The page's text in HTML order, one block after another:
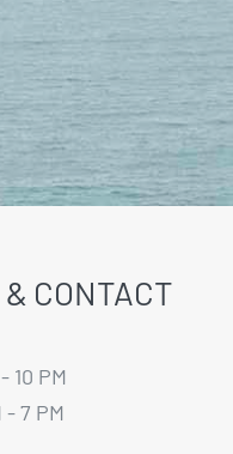
CONTACT
10 PM
- 7 PM